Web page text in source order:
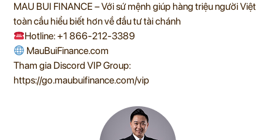
MAU BUI FINANCE – Với sứ mệnh giúp hàng triệu người Việt
toàn cầu hiểu biết hơn về đầu tư tài chánh
Hotline: +1 866-212-3389
MauBuiFinance.com
Tham gia Discord VIP Group:
https://go.maubuifinance.com/vip